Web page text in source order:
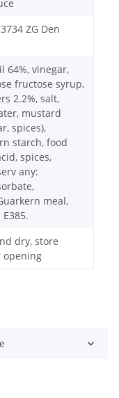
ZG Den
64%, vinegar,
fructose syrup,
2.2%, salt,
mustard
spices),
starch, food
spices,
any:
meal,
dry, store
opening